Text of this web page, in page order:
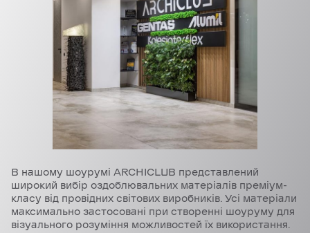
В нашому шоурумі ARCHICLUB представлений
широкий вибір оздоблювальних матеріалів преміум-
класу від провідних світових виробників. Усі матеріали
максимально застосовані при створенні шоуруму для
візуального розуміння можливостей їх використання.